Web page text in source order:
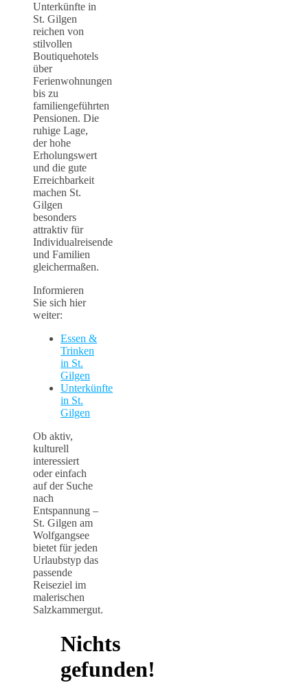
Unterkünfte in
St. Gilgen
reichen von
stilvollen
Boutiquehotels
über
Ferienwohnungen
bis zu
familiengeführten
Pensionen. Die
ruhige Lage,
der hohe
Erholungswert
und die gute
Erreichbarkeit
machen St.
Gilgen
besonders
attraktiv für
Individualreisende
und Familien
gleichermaßen.
Informieren
Sie sich hier
weiter:
Essen &
Trinken
in St.
Gilgen
Unterkünfte
in St.
Gilgen
Ob aktiv,
kulturell
interessiert
oder einfach
auf der Suche
nach
Entspannung –
St. Gilgen am
Wolfgangsee
bietet für jeden
Urlaubstyp das
passende
Reiseziel im
malerischen
Salzkammergut.
Nichts
gefunden!